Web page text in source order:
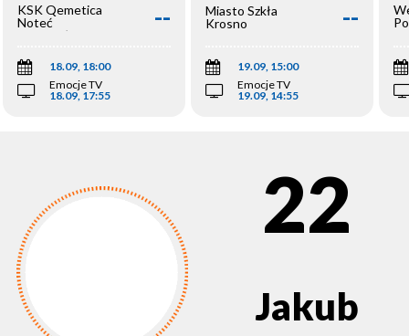
KSK Qemetica
Noteć
Inowrocław
--
18.09, 18:00
Emocje TV
18.09, 17:55
Miasto Szkła
Krosno
--
19.09, 15:00
Emocje TV
19.09, 14:55
22
Jakub